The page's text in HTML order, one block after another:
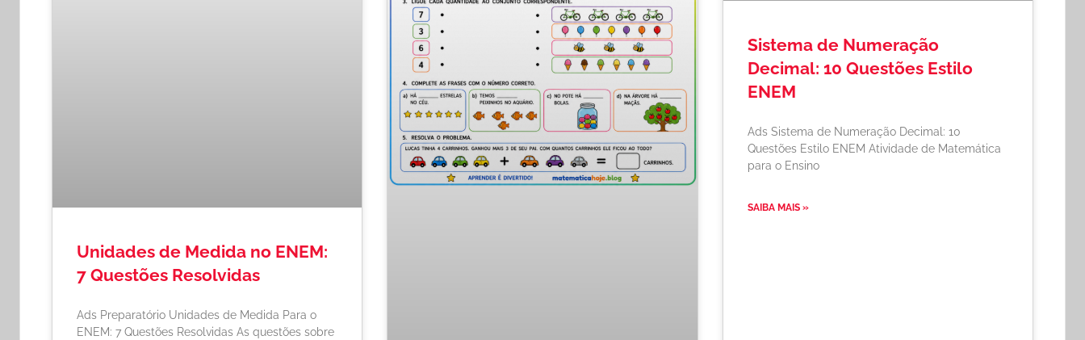
Unidades de Medida no ENEM:
7 Questões Resolvidas
Ads Preparatório Unidades de Medida Para o
ENEM: 7 Questões Resolvidas As questões sobre
Sistema de Numeração
Decimal: 10 Questões Estilo
ENEM
Ads Sistema de Numeração Decimal: 10
Questões Estilo ENEM Atividade de Matemática
para o Ensino
SAIBA MAIS »